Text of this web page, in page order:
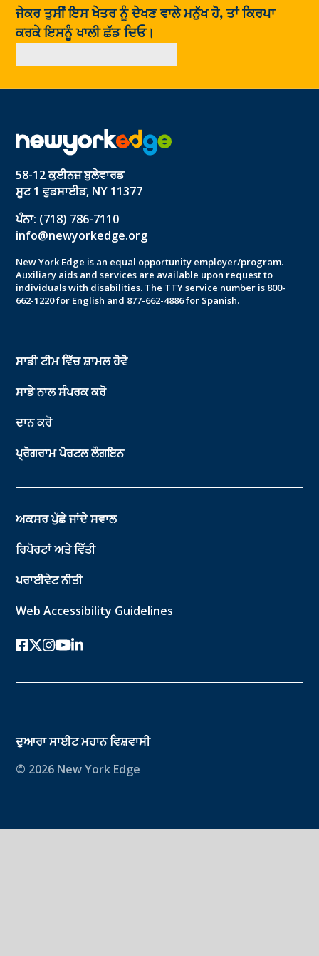
ਜੇਕਰ ਤੁਸੀਂ ਇਸ ਖੇਤਰ ਨੂੰ ਦੇਖਣ ਵਾਲੇ ਮਨੁੱਖ ਹੋ, ਤਾਂ ਕਿਰਪਾ
ਕਰਕੇ ਇਸਨੂੰ ਖਾਲੀ ਛੱਡ ਦਿਓ।
58-12 ਕੁਈਨਜ਼ ਬੁਲੇਵਾਰਡ
ਸੂਟ 1 ਵੁਡਸਾਈਡ, NY 11377
ਪੰਨਾ: (718) 786-7110
info@newyorkedge.org
New York Edge is an equal opportunity employer/program.
Auxiliary aids and services are available upon request to
individuals with disabilities. The TTY service number is 800-
662-1220 for English and 877-662-4886 for Spanish.
ਸਾਡੀ ਟੀਮ ਵਿੱਚ ਸ਼ਾਮਲ ਹੋਵੋ
ਸਾਡੇ ਨਾਲ ਸੰਪਰਕ ਕਰੋ
ਦਾਨ ਕਰੋ
ਪ੍ਰੋਗਰਾਮ ਪੋਰਟਲ ਲੌਗਇਨ
ਅਕਸਰ ਪੁੱਛੇ ਜਾਂਦੇ ਸਵਾਲ
ਰਿਪੋਰਟਾਂ ਅਤੇ ਵਿੱਤੀ
ਪਰਾਈਵੇਟ ਨੀਤੀ
Web Accessibility Guidelines
ਫੇਸਬੁੱਕ
ਟਵਿੱਟਰ-ਐਕਸ
instagram
youtube
ਲਿੰਕਡਇਨ
ਦੁਆਰਾ ਸਾਈਟਮਹਾਨ ਵਿਸ਼ਵਾਸੀ
© 2026 New York Edge